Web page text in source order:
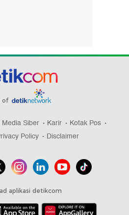
of
Siber Karir
Kotak Pos
Policy Disclaimer
aplikasi detikcom